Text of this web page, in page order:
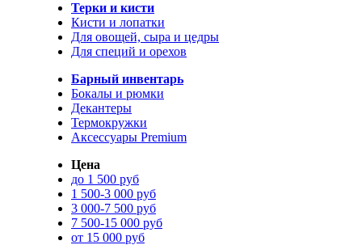
Терки и кисти
Кисти и лопатки
Для овощей, сыра и цедры
Для специй и орехов
Барный инвентарь
Бокалы и рюмки
Декантеры
Термокружки
Аксессуары Premium
Цена
до 1 500 руб
1 500-3 000 руб
3 000-7 500 руб
7 500-15 000 руб
от 15 000 руб